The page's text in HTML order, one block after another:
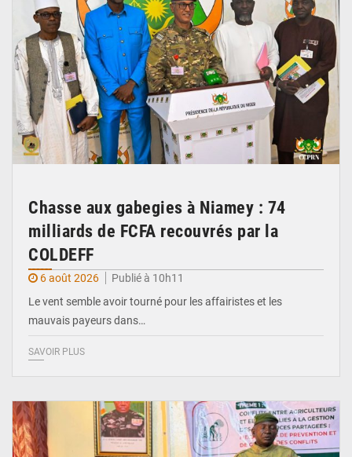
Chasse aux gabegies à Niamey : 74
milliards de FCFA recouvrés par la
COLDEFF
6 août 2026
Publié à 10h11
Le vent semble avoir tourné pour les affairistes et les
mauvais payeurs dans…
SAVOIR PLUS